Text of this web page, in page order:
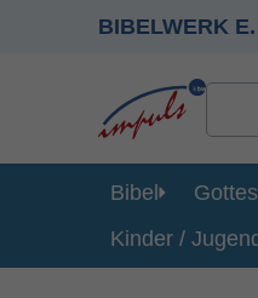
BIBELWERK E.
Bibel
Kinder /